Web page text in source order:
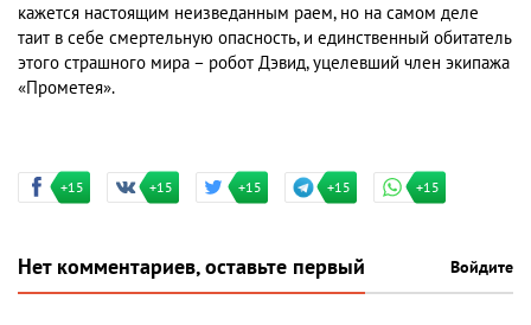
кажется настоящим неизведанным раем, но на самом деле
таит в себе смертельную опасность, и единственный обитатель
этого страшного мира – робот Дэвид, уцелевший член экипажа
«Прометея».
+15 +15 +15 +15 +15
Нет комментариев, оставьте первый Войдите